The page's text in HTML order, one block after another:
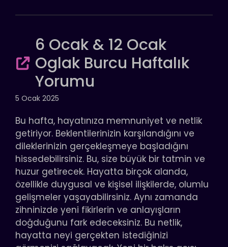
6 Ocak & 12 Ocak
Oglak Burcu Haftalık
Yorumu
5 Ocak 2025
Bu hafta, hayatınıza memnuniyet ve netlik
getiriyor. Beklentilerinizin karşılandığını ve
dileklerinizin gerçekleşmeye başladığını
hissedebilirsiniz. Bu, size büyük bir tatmin ve
huzur getirecek. Hayatta birçok alanda,
özellikle duygusal ve kişisel ilişkilerde, olumlu
gelişmeler yaşayabilirsiniz. Aynı zamanda
zihninizde yeni fikirlerin ve anlayışların
doğduğunu fark edeceksiniz. Bu netlik,
hayatta neyi gerçekten istediğinizi